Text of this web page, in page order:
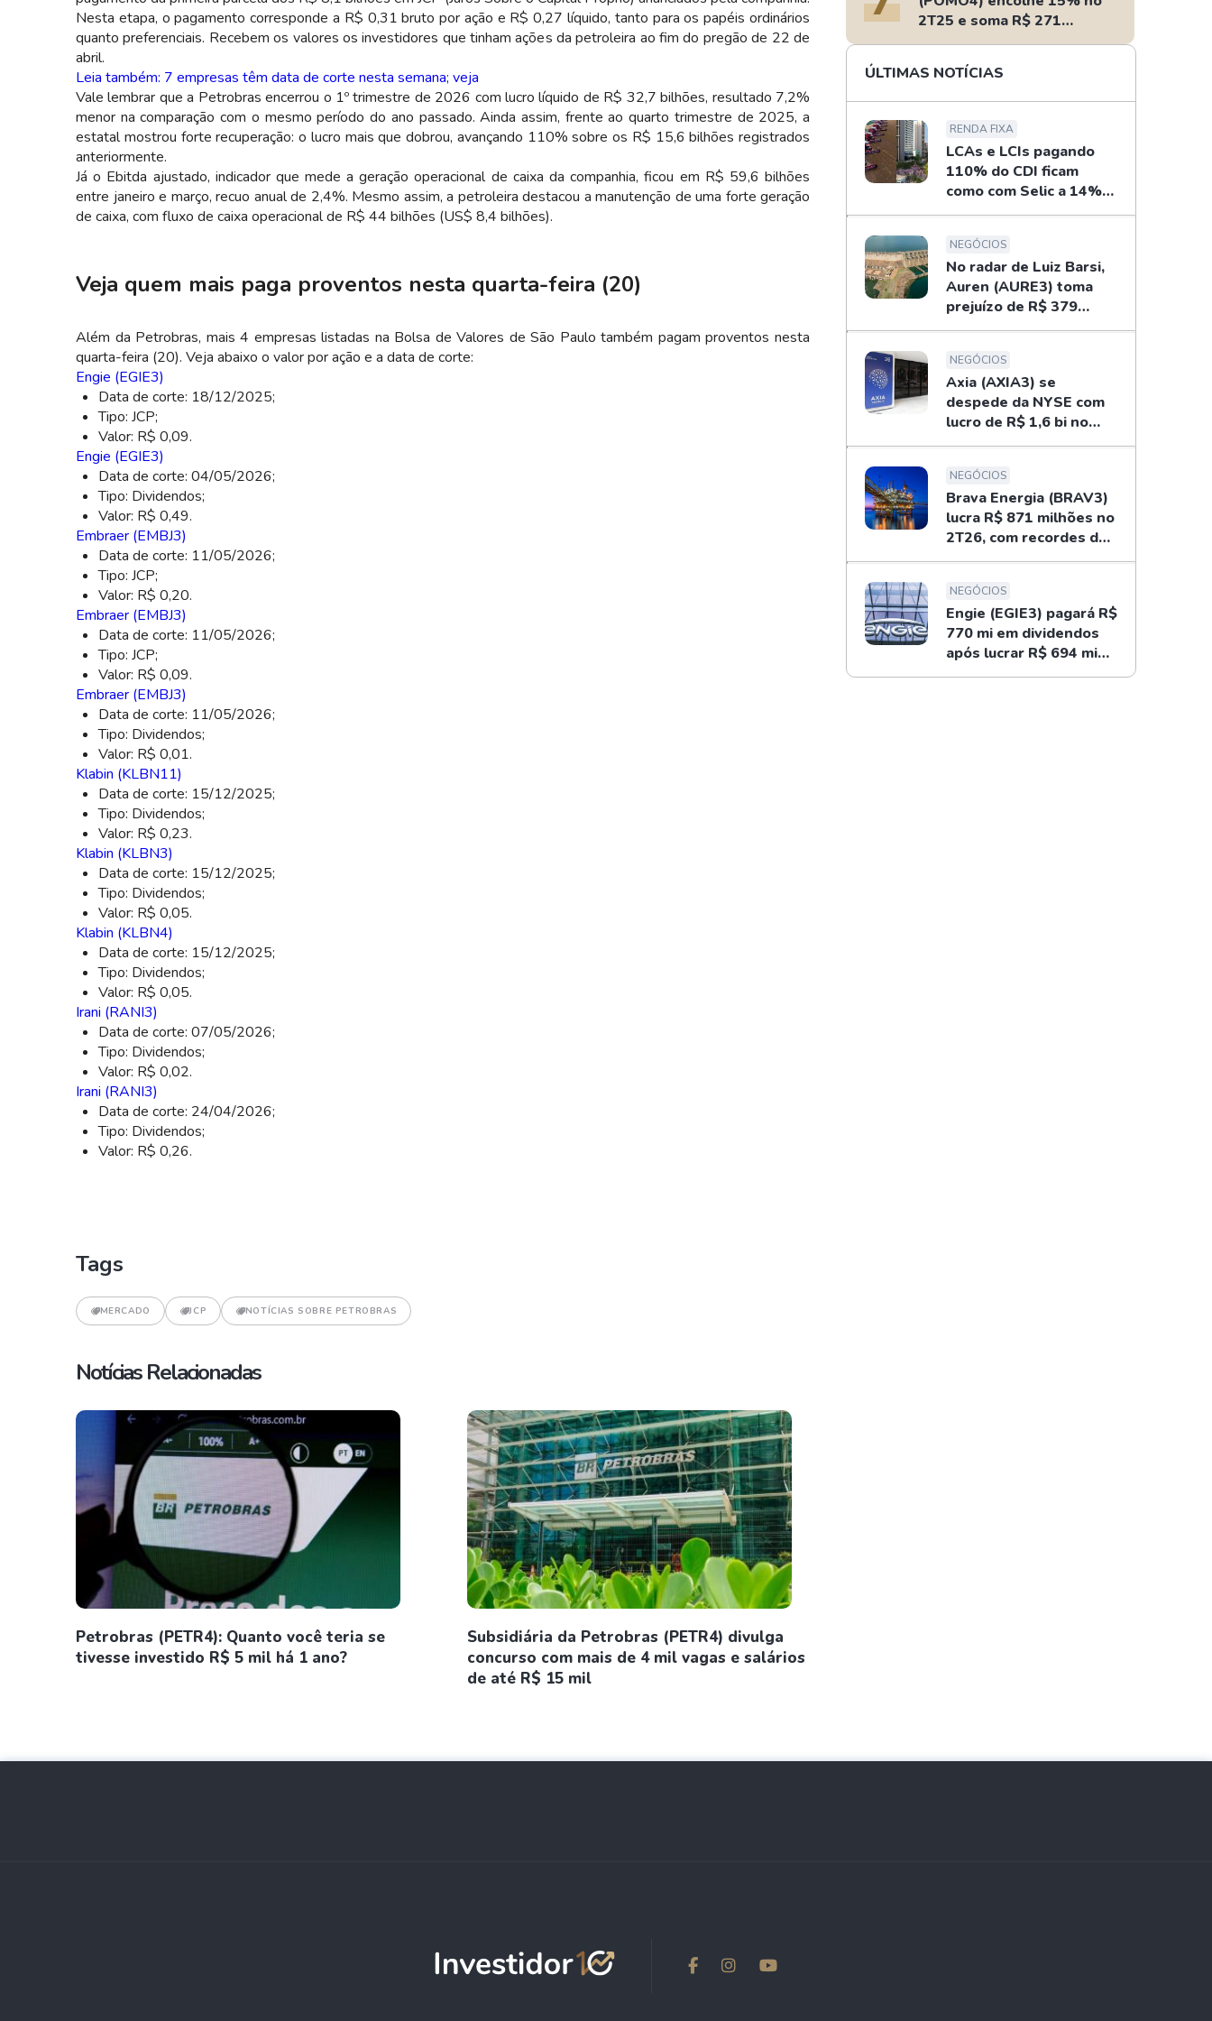
Nesta etapa, o pagamento corresponde a R$ 0,31 bruto por ação e R$ 0,27 líquido, tanto para os papéis ordinários
quanto preferenciais. Recebem os valores os investidores que tinham ações da petroleira ao fim do pregão de 22 de
abril.
Leia também: 7 empresas têm data de corte nesta semana; veja
Vale lembrar que a Petrobras encerrou o 1º trimestre de 2026 com lucro líquido de R$ 32,7 bilhões, resultado 7,2%
menor na comparação com o mesmo período do ano passado. Ainda assim, frente ao quarto trimestre de 2025, a
estatal mostrou forte recuperação: o lucro mais que dobrou, avançando 110% sobre os R$ 15,6 bilhões registrados
anteriormente.
Já o Ebitda ajustado, indicador que mede a geração operacional de caixa da companhia, ficou em R$ 59,6 bilhões
entre janeiro e março, recuo anual de 2,4%. Mesmo assim, a petroleira destacou a manutenção de uma forte geração
de caixa, com fluxo de caixa operacional de R$ 44 bilhões (US$ 8,4 bilhões).
Veja quem mais paga proventos nesta quarta-feira (20)
Além da Petrobras, mais 4 empresas listadas na Bolsa de Valores de São Paulo também pagam proventos nesta
quarta-feira (20). Veja abaixo o valor por ação e a data de corte:
Engie (EGIE3)
Data de corte: 18/12/2025;
Tipo: JCP;
Valor: R$ 0,09.
Engie (EGIE3)
Data de corte: 04/05/2026;
Tipo: Dividendos;
Valor: R$ 0,49.
Embraer (EMBJ3)
Data de corte: 11/05/2026;
Tipo: JCP;
Valor: R$ 0,20.
Embraer (EMBJ3)
Data de corte: 11/05/2026;
Tipo: JCP;
Valor: R$ 0,09.
Embraer (EMBJ3)
Data de corte: 11/05/2026;
Tipo: Dividendos;
Valor: R$ 0,01.
Klabin (KLBN11)
Data de corte: 15/12/2025;
Tipo: Dividendos;
Valor: R$ 0,23.
Klabin (KLBN3)
Data de corte: 15/12/2025;
Tipo: Dividendos;
Valor: R$ 0,05.
Klabin (KLBN4)
Data de corte: 15/12/2025;
Tipo: Dividendos;
Valor: R$ 0,05.
Irani (RANI3)
Data de corte: 07/05/2026;
Tipo: Dividendos;
Valor: R$ 0,02.
Irani (RANI3)
Data de corte: 24/04/2026;
Tipo: Dividendos;
Valor: R$ 0,26.
Tags
MERCADO JCP NOTÍCIAS SOBRE PETROBRAS
Notícias Relacionadas
Petrobras (PETR4): Quanto você teria se
tivesse investido R$ 5 mil há 1 ano?
Subsidiária da Petrobras (PETR4) divulga
concurso com mais de 4 mil vagas e salários
de até R$ 15 mil
2T25 e soma R$ 271
milhões
ÚLTIMAS NOTÍCIAS
RENDA FIXA
LCAs e LCIs pagando
110% do CDI ficam
como com Selic a 14%
ao ano? Fizemos as
NEGÓCIOS
No radar de Luiz Barsi,
Auren (AURE3) toma
prejuízo de R$ 379
milhões no 2T26
NEGÓCIOS
Axia (AXIA3) se
despede da NYSE com
lucro de R$ 1,6 bi no
2T26; entenda
NEGÓCIOS
Brava Energia (BRAV3)
lucra R$ 871 milhões no
2T26, com recordes do
ouro negro
NEGÓCIOS
Engie (EGIE3) pagará R$
770 mi em dividendos
após lucrar R$ 694 mi
no 2T26